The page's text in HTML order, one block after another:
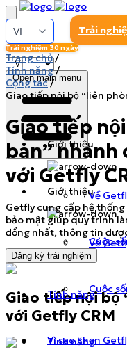
Trải
Giới thiệu
Về
Cuộc
Tính năng
Vì sao chọn
Trải nghiệm 30 ngày
Open main menu
Giới thiệu
Về
Cuộc
Tính năng
Trang chủ/
Tính năng/
Cộng tác/
Giao tiếp nội bộ “liên
Giao tiếp
ban” nhanh
với Getfly
Getfly cung cấp hệ
bảo mật giúp quy trình
đồng nhất, thông tin
Đăng ký trải nghiệm
Giao tiếp nội bộ
với Getfly CRM